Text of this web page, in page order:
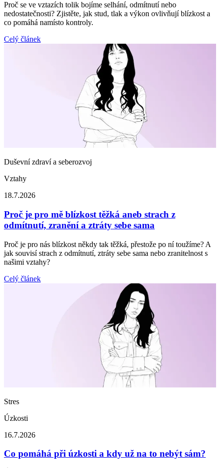
Proč se ve vztazích tolik bojíme selhání, odmítnutí nebo
nedostatečnosti? Zjistěte, jak stud, tlak a výkon ovlivňují blízkost a
co pomáhá namísto kontroly.
Celý článek
Duševní zdraví a seberozvoj
Vztahy
18.7.2026
Proč je pro mě blízkost těžká aneb strach z
odmítnutí, zranění a ztráty sebe sama
Proč je pro nás blízkost někdy tak těžká, přestože po ní toužíme? A
jak souvisí strach z odmítnutí, ztráty sebe sama nebo zranitelnost s
našimi vztahy?
Celý článek
Stres
Úzkosti
16.7.2026
Co pomáhá při úzkosti a kdy už na to nebýt sám?